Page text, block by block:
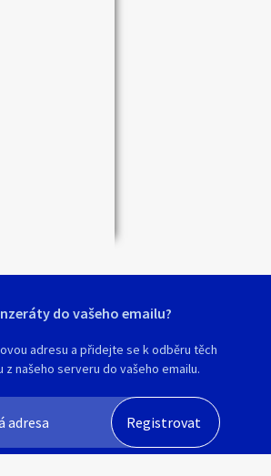
do vašeho emailu?
adresu a přidejte se k odběru těch
z našeho serveru do vašeho emailu.